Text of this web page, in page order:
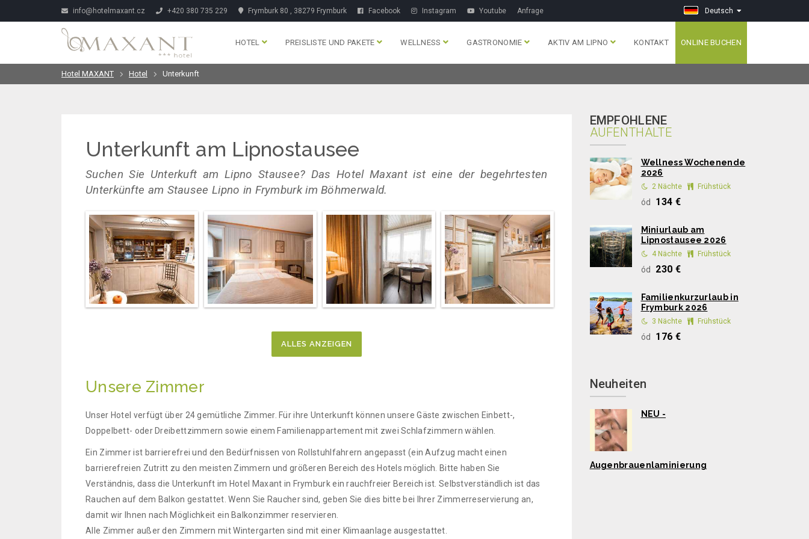
info@hotelmaxant.cz +420 380 735 229 Frymburk 80 , 38279 Frymburk Facebook Instagram Youtube Anfrage Deutsch
HOTEL PREISLISTE UND PAKETE WELLNESS GASTRONOMIE AKTIV AM LIPNO KONTAKT ONLINE BUCHEN
Hotel MAXANT Hotel Unterkunft
Unterkunft am Lipnostausee
Suchen Sie Unterkuft am Lipno Stausee? Das Hotel Maxant ist eine der begehrtesten
Unterkünfte am Stausee Lipno in Frymburk im Böhmerwald.
ALLES ANZEIGEN
Unsere Zimmer
Unser Hotel verfügt über 24 gemütliche Zimmer. Für ihre Unterkunft können unsere Gäste zwischen Einbett-,
Doppelbett- oder Dreibettzimmern sowie einem Familienappartement mit zwei Schlafzimmern wählen.
Ein Zimmer ist barrierefrei und den Bedürfnissen von Rollstuhlfahrern angepasst (ein Aufzug macht einen
barrierefreien Zutritt zu den meisten Zimmern und größeren Bereich des Hotels möglich. Bitte haben Sie
Verständnis, dass die Unterkunft im Hotel Maxant in Frymburk ein rauchfreier Bereich ist. Selbstverständlich ist das
Rauchen auf dem Balkon gestattet. Wenn Sie Raucher sind, geben Sie dies bitte bei Ihrer Zimmerreservierung an,
damit wir Ihnen nach Möglichkeit ein Balkonzimmer reservieren.
Alle Zimmer außer den Zimmern mit Wintergarten sind mit einer Klimaanlage ausgestattet.
EMPFOHLENE
AUFENTHALTE
Wellness Wochenende
2026
2 Nächte Frühstück
ód 134 €
Miniurlaub am
Lipnostausee 2026
4 Nächte Frühstück
ód 230 €
Familienkurzurlaub in
Frymburk 2026
3 Nächte Frühstück
ód 176 €
Neuheiten
NEU -
Augenbrauenlaminierung